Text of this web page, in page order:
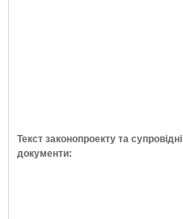
Текст законопроекту та супровідні
документи: